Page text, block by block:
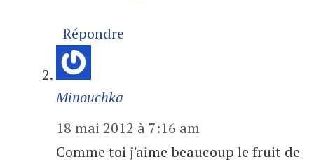
Répondre
Minouchka
18 mai 2012 à 7:16 am
Comme toi j'aime beaucoup le fruit de